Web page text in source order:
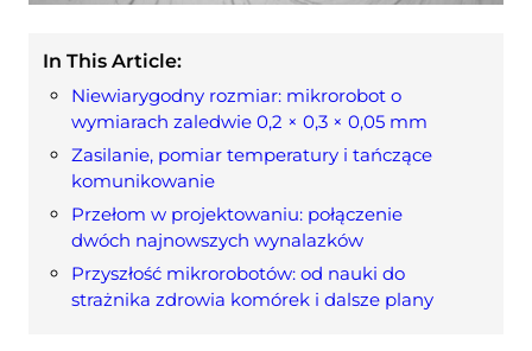
In This Article:
Niewiarygodny rozmiar: mikrorobot o
wymiarach zaledwie 0,2 × 0,3 × 0,05 mm
Zasilanie, pomiar temperatury i tańczące
komunikowanie
Przełom w projektowaniu: połączenie
dwóch najnowszych wynalazków
Przyszłość mikrorobotów: od nauki do
strażnika zdrowia komórek i dalsze plany